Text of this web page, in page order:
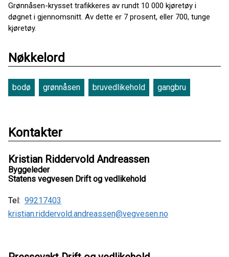
Grønnåsen-krysset trafikkeres av rundt 10 000 kjøretøy i
døgnet i gjennomsnitt. Av dette er 7 prosent, eller 700, tunge
kjøretøy.
Nøkkelord
bodø grønnåsen bruvedlikehold gangbru
Kontakter
Kristian Riddervold Andreassen
Byggeleder
Statens vegvesen Drift og vedlikehold
Tel: 99217403
kristian.riddervold.andreassen@vegvesen.no